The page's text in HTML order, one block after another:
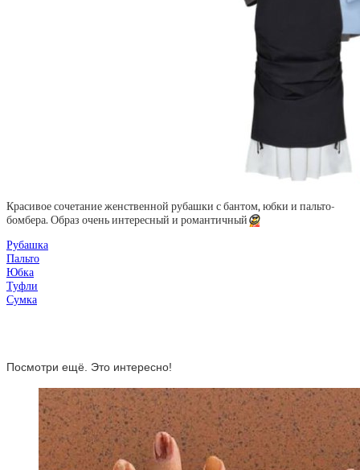
Красивое сочетание женственной рубашки с бантом, юбки и пальто-
бомбера. Образ очень интересный и романтичный😍
Рубашка
Пальто
Юбка
Туфли
Сумка
Посмотри ещё. Это интересно!